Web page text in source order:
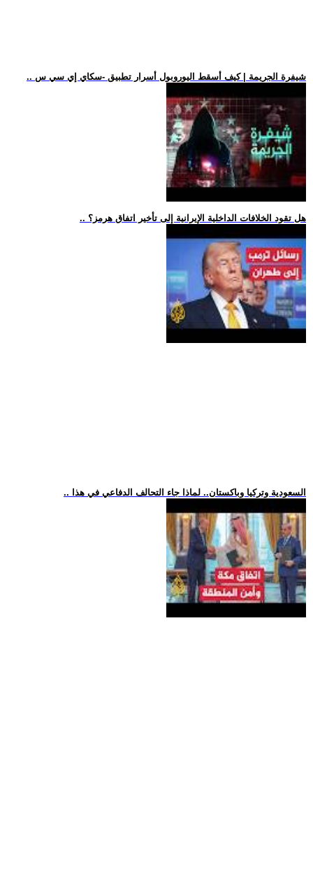
.. شيفرة الجريمة | كيف أسقط اليوروبول أسرار تطبيق -سكاي إي سي س
.. هل تقود الخلافات الداخلية الإيرانية إلى تأخير اتفاق هرمز؟
.. السعودية وتركيا وباكستان.. لماذا جاء التحالف الدفاعي في هذا